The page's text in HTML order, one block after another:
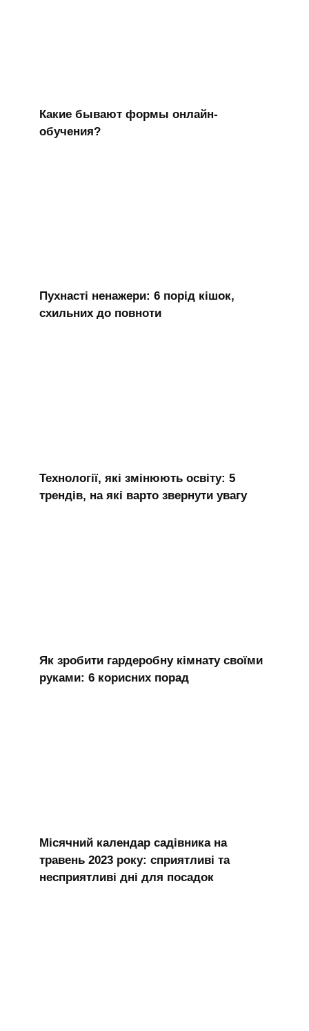
Какие бывают формы онлайн-
обучения?
Пухнасті ненажери: 6 порід кішок,
схильних до повноти
Технології, які змінюють освіту: 5
трендів, на які варто звернути увагу
Як зробити гардеробну кімнату своїми
руками: 6 корисних порад
Місячний календар садівника на
травень 2023 року: сприятливі та
несприятливі дні для посадок